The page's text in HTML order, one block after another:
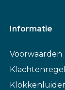
Informatie
Voorwaarden